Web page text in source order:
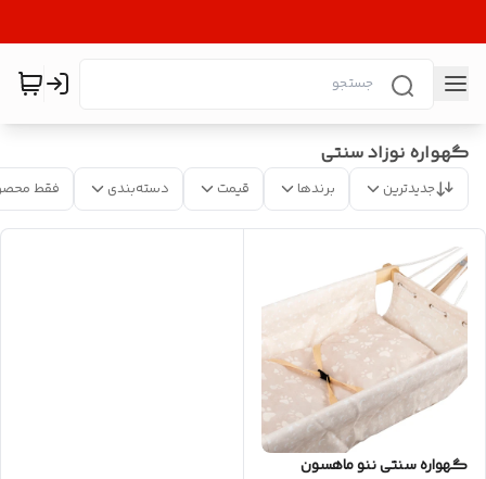
گهواره نوزاد سنتی
جدیدترین برندها قیمت دسته‌بندی فقط
گهواره سنتی ننو ماهسون